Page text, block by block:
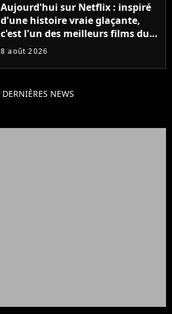
Aujourd'hui sur Netflix : inspiré
d'une histoire vraie glaçante,
c'est l'un des meilleurs films du
21ème siècle
8 août 2026
DERNIÈRES NEWS